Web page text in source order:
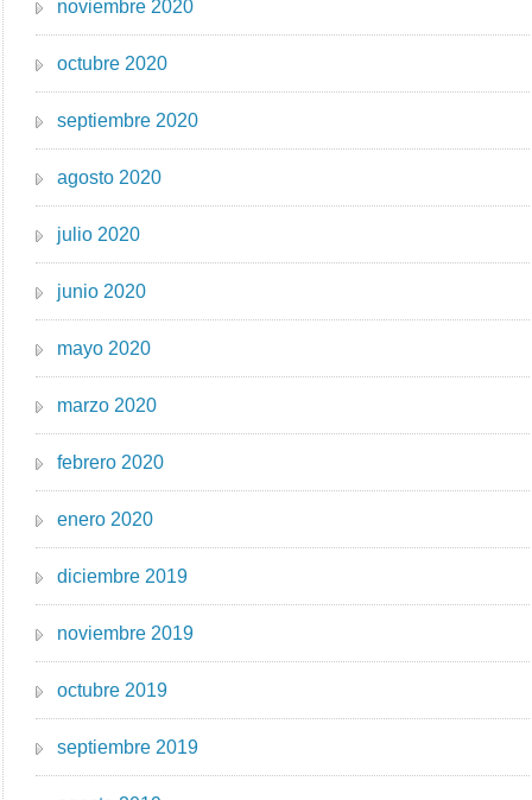
noviembre 2020
octubre 2020
septiembre 2020
agosto 2020
julio 2020
junio 2020
mayo 2020
marzo 2020
febrero 2020
enero 2020
diciembre 2019
noviembre 2019
octubre 2019
septiembre 2019